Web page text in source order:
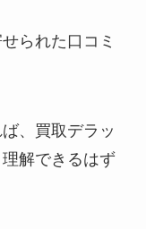
られた口コミ
、買取デラッ
解できるはず